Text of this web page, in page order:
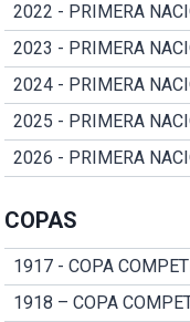
2022 - PRIMERA
2023 - PRIMERA
2024 - PRIMERA
2025 - PRIMERA
2026 - PRIMERA
COPAS
1917 - COPA
1918 – COPA